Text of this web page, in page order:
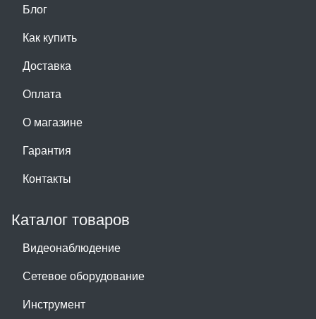
Блог
Как купить
Доставка
Оплата
О магазине
Гарантия
Контакты
Каталог товаров
Видеонаблюдение
Сетевое оборудование
Инструмент